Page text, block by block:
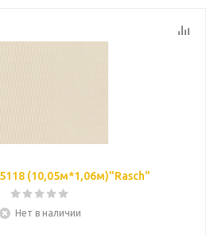
(10,05м*1,06м)"Rasch"
Нет в наличии